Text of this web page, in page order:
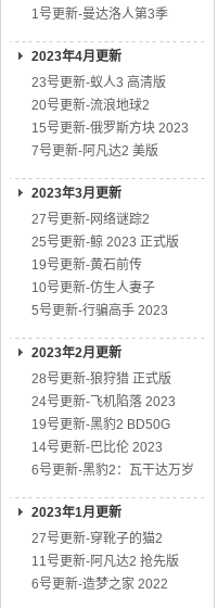
1号更新-曼达洛人第3季
2023年4月更新
23号更新-蚁人3 高清版
20号更新-流浪地球2
15号更新-俄罗斯方块 2023
7号更新-阿凡达2 美版
2023年3月更新
27号更新-网络谜踪2
25号更新-鲸 2023 正式版
19号更新-黄石前传
10号更新-仿生人妻子
5号更新-行骗高手 2023
2023年2月更新
28号更新-狼狩猎 正式版
24号更新-飞机陷落 2023
19号更新-黑豹2 BD50G
14号更新-巴比伦 2023
6号更新-黑豹2：瓦干达万岁
2023年1月更新
27号更新-穿靴子的猫2
11号更新-阿凡达2 抢先版
6号更新-造梦之家 2022